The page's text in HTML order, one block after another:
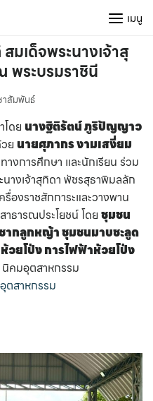
เมนู
มเด็จพระนางเจ้าสุ
ระบรมราชินี
าสัมพันธ์
ดย นางฐิติรัตน์ ภูริปัญญาว
ย นายศุภากร งามเสงี่ยม
งการศึกษา และนักเรียน ร่วม
างเจ้าสุทิดา พัชรสุธาพิมลลัก
องราชสักการะและวางพาน
ธารณประโยชน์ โดย ชุมชน
ากลูกหญ้า ชุมชนมาบชะลูด
วยโป่ง การไฟฟ้าห้วยโป่ง
คมอุตสาหกรรม
ตสาหกรรม